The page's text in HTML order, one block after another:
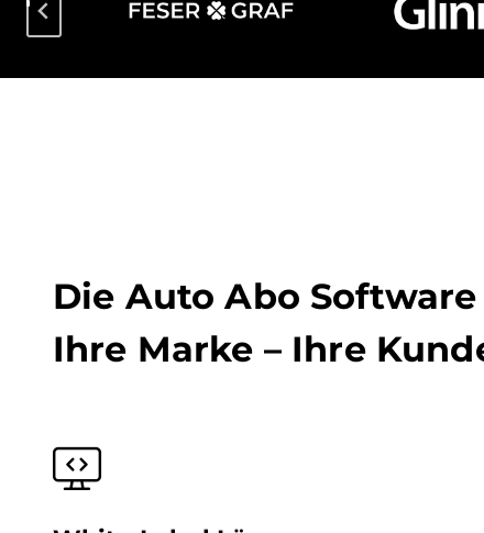
Die Auto Abo Software
Ihre Marke – Ihre